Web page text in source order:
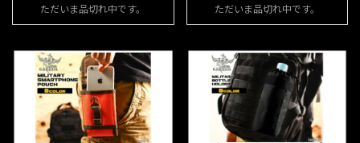
ただいま品切れ中です。 ただいま品切れ中です。